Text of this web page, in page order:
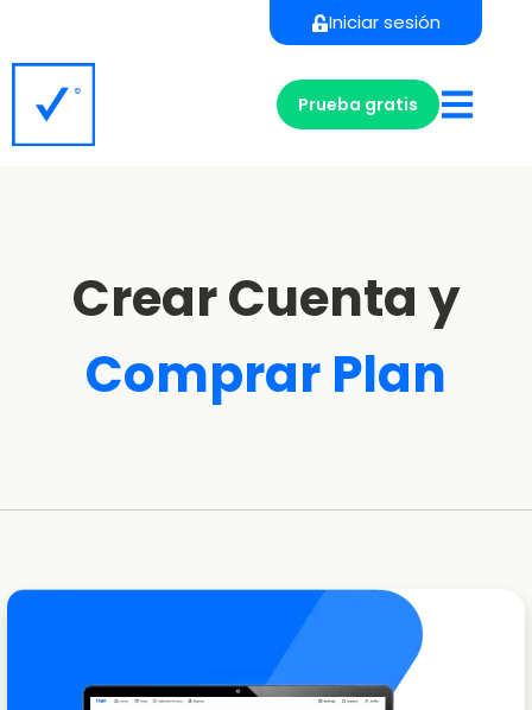
Iniciar sesión
Prueba gratis
Crear Cuenta y
Comprar Plan